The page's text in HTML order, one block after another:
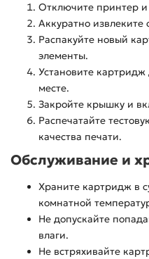
Отключите принтер и
Аккуратно
Распакуйте новый
элементы.
Установите
месте.
Закройте крышку и
Распечатайте
качества печати.
Обслуживание и
Храните картридж в
комнатной
Не допускайте
влаги.
Не встряхивайте